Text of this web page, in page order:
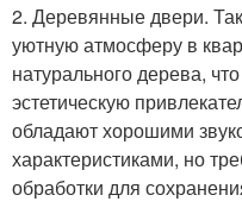
2. Деревянные двери.
уютную атмосферу в
натурального дерева,
эстетическую
обладают хорошими
характеристиками, но
обработки для